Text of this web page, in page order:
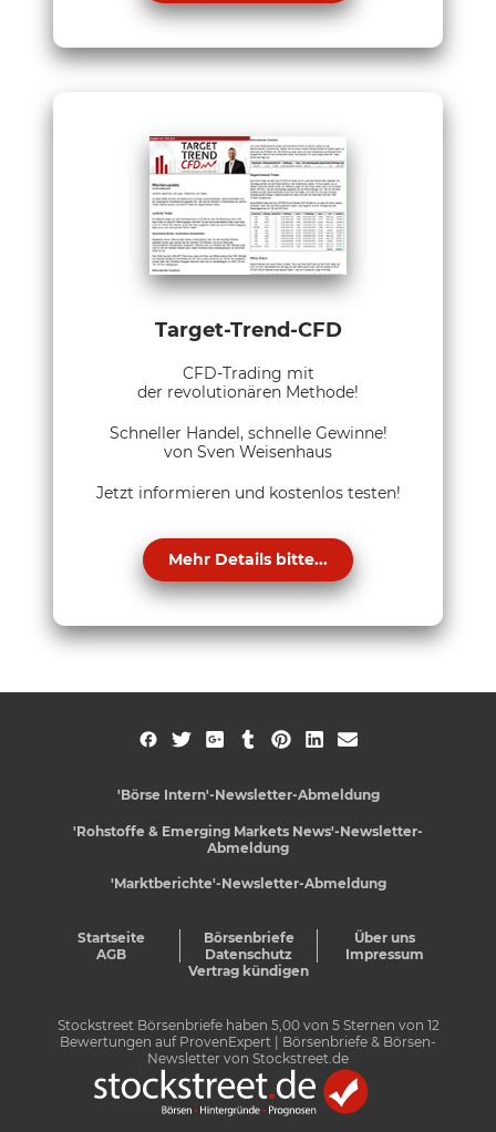
Target-Trend-CFD
CFD-Trading mit
der revolutionären Methode!
Schneller Handel, schnelle Gewinne!
von Sven Weisenhaus
Jetzt informieren und kostenlos testen!
Mehr Details bitte...
'Börse Intern'-Newsletter-Abmeldung
'Rohstoffe & Emerging Markets News'-Newsletter-
Abmeldung
'Marktberichte'-Newsletter-Abmeldung
Startseite Börsenbriefe
Über uns
AGB
Datenschutz
Impressum
Vertrag kündigen
Stockstreet Börsenbriefe haben 5,00von 5Sternen von 12
Bewertungen auf ProvenExpert
| Börsenbriefe & Börsen-
Newsletter von Stockstreet.de